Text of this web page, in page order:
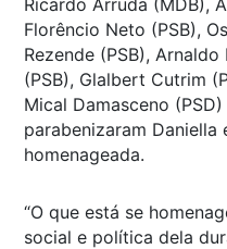
Florêncio Neto (PSB),
Rezende (PSB),
(PSB), Glalbert Cutrim
Mical Damasceno
parabenizaram
homenageada.
“O que está se
social e política dela